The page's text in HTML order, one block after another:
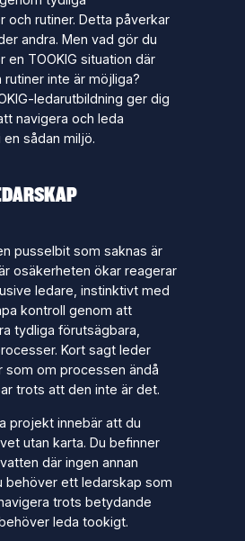
och rutiner. Detta påverkar
andra. Men vad gör du
en TOOKIG situation där
rutiner inte är möjliga?
ledarutbildning ger dig
navigera och leda
sådan miljö.
pusselbit som saknas är
osäkerheten ökar reagerar
ledare, instinktivt med
kontroll genom att
tydliga förutsägbara,
Kort sagt leder
som om processen ändå
trots att den inte är det.
projekt innebär att du
utan karta. Du befinner
där ingen annan
behöver ett ledarskap som
trots betydande
leda tookigt.